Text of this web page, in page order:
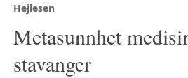
Hejlesen
Metasunnhet
stavanger